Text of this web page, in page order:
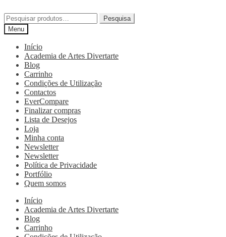
Pesquisa
Menu
Início
Academia de Artes Divertarte
Blog
Carrinho
Condições de Utilização
Contactos
EverCompare
Finalizar compras
Lista de Desejos
Loja
Minha conta
Newsletter
Newsletter
Política de Privacidade
Portfólio
Quem somos
Início
Academia de Artes Divertarte
Blog
Carrinho